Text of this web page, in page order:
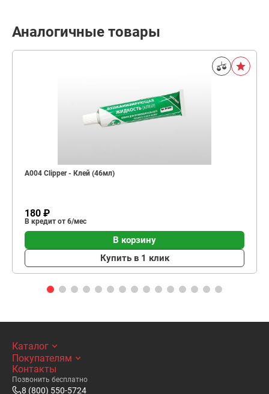
Аналогичные товары
A004 Clipper - Клей (46мл)
180 ₽
В кредит от 6/мес
В корзину
Купить в 1 клик
Каталог
Покупателям
Контакты
Позвонить бесплатно
8 (800) 550-5724